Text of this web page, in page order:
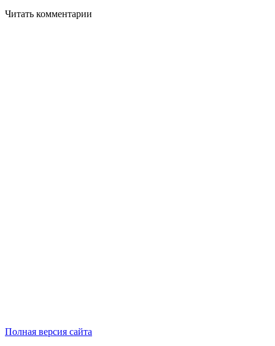
Читать комментарии
Полная версия сайта